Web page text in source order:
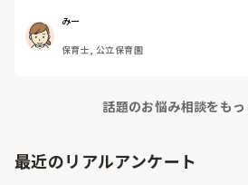
椅子に座って作業をすれば？
と、園で言われました。
なので、子ども椅子程度の高さの踏
ただじっと座っていても、5分も座れ
体をひねる、少し立ち上がる、体を折
4月から私への執着が強かったのです
時に私がそばに行かないと繰り返し大
寝かしつけしている子にちょっかい
パンツで寝れる子が増えてきて、寝
しかし寝かしつけに入る前にトイレで
ので、その子には待っててねといい外
みー
保育士, 公立保育園
話題のお悩み相談をも
最近のリアルアンケート